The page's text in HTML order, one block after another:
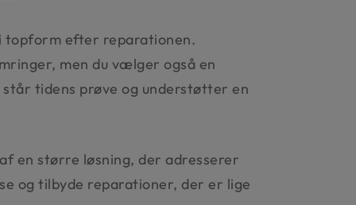
topform efter reparationen.
men du vælger også en
tidens prøve og understøtter en
en større løsning, der adresserer
og tilbyde reparationer, der er lige